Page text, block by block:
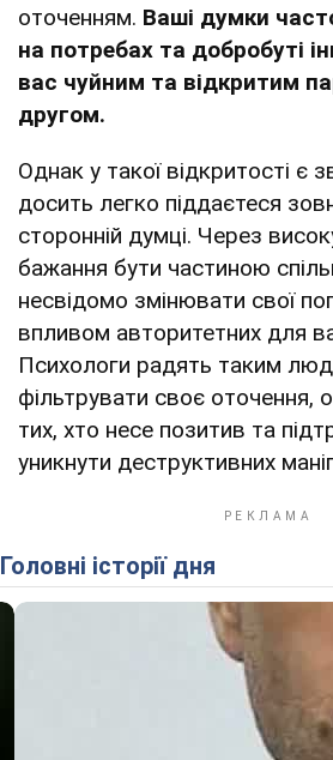
оточенням. Ваші думки
на потребах та добробуті
вас чуйним та відкритим
другом.
Однак у такої відкритості є
досить легко піддаєтеся
сторонній думці. Через
бажання бути частиною
несвідомо змінювати свої
впливом авторитетних для
Психологи радять таким
фільтрувати своє оточення,
тих, хто несе позитив та
уникнути деструктивних
Головні історії дня